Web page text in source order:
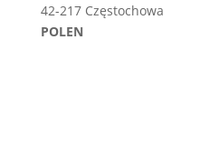
42-217 Częstochowa
POLEN